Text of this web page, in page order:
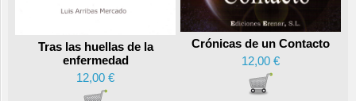
Tras las huellas de la
enfermedad
12,00 €
Crónicas de un Contacto
12,00 €